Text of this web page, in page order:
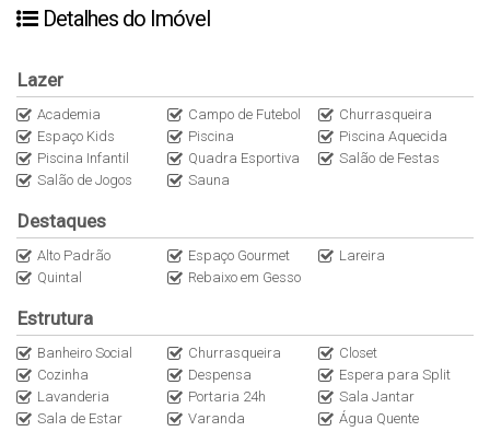
Detalhes do Imóvel
Lazer
Academia Campo de Futebol
Churrasqueira
Espaço Kids
Piscina
Piscina Aquecida
Piscina Infantil
Quadra Esportiva
Salão de Festas
Salão de Jogos
Sauna
Destaques
Alto Padrão Espaço Gourmet
Lareira
Quintal
Rebaixo em Gesso
Estrutura
Banheiro Social Churrasqueira
Closet
Cozinha
Despensa
Espera para Split
Lavanderia
Portaria 24h
Sala Jantar
Sala de Estar
Varanda Água Quente